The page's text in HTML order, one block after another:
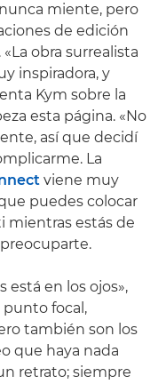
miente, pero
de edición
obra surrealista
inspiradora, y
Kym sobre la
esta página. «No
así que decidí
La
viene muy
puedes colocar
mientras estás de
está en los ojos»,
punto focal,
también son los
que haya nada
retrato; siempre